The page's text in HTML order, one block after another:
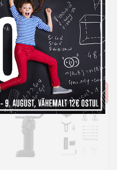
569 €
Kuumakse al.19,39 €
Laos
-4%